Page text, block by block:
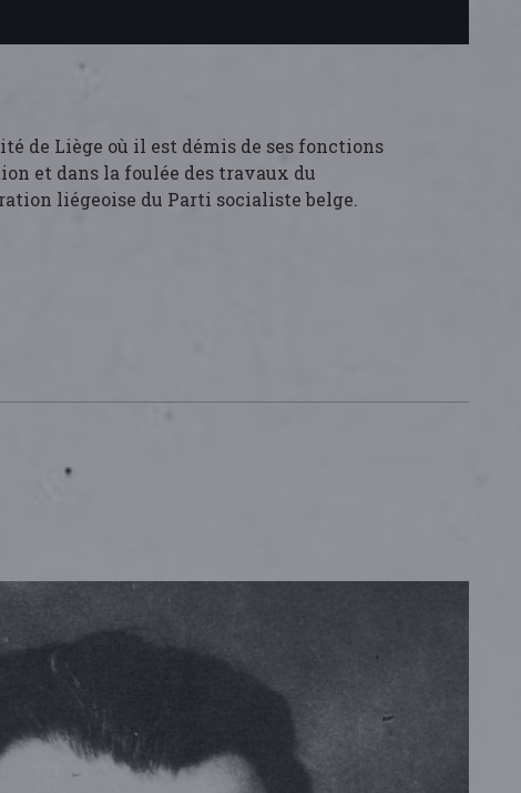
de Liège où il est démis de ses fonctions
et dans la foulée des travaux du
liégeoise du Parti socialiste belge.